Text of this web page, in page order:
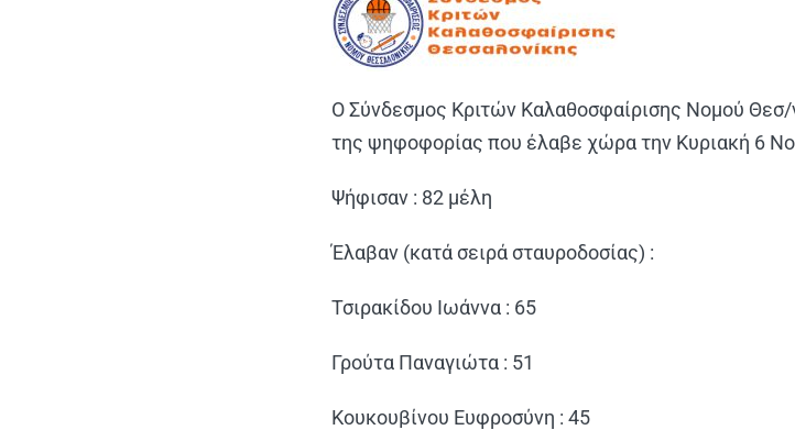
Ο Σύνδεσμος Κριτών Καλαθοσφαίρισης Νομού
της ψηφοφορίας που έλαβε χώρα την Κυριακή 6
Ψήφισαν : 82 μέλη
Έλαβαν (κατά σειρά σταυροδοσίας) :
Τσιρακίδου Ιωάννα : 65
Γρούτα Παναγιώτα : 51
Κουκουβίνου Ευφροσύνη : 45